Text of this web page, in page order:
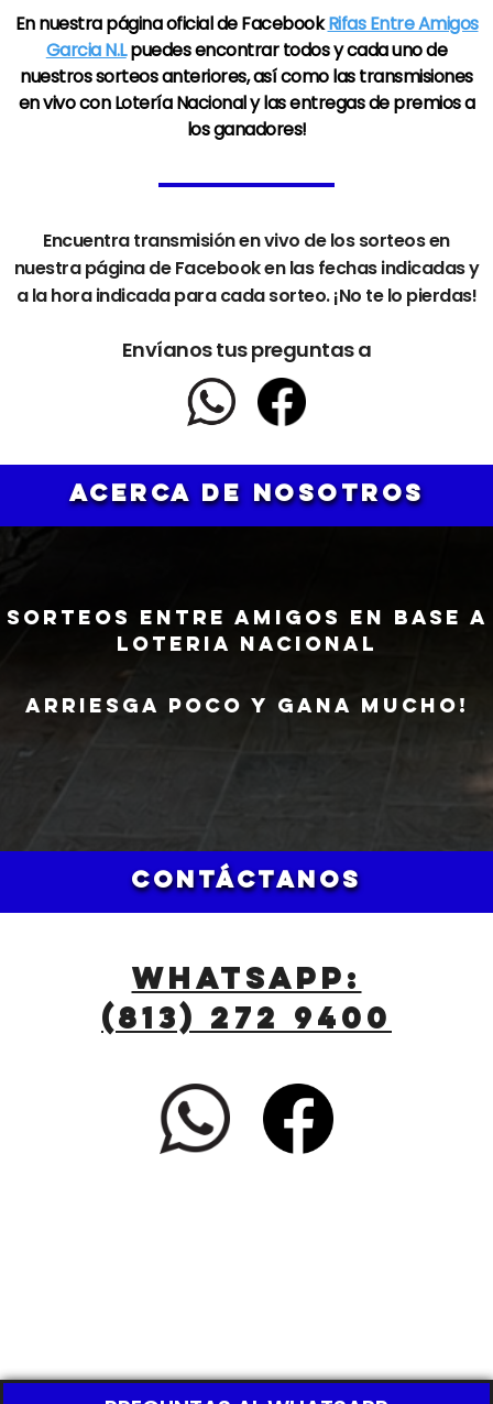
En nuestra página oficial deFacebook Rifas Entre Amigos
Garcia N.Lpuedes encontrar todos y cada uno de
nuestros sorteos anteriores, así como las transmisiones
en vivo con Lotería Nacionaly las entregas de premios a
los ganadores!
Encuentra transmisión en vivo de los sorteos en
nuestra página deFacebooken las fechas indicadas y
a la hora indicada para cada sorteo. ¡No te lo pierdas!
Envíanos tus preguntas a
ACERCA DE NOSOTROS
Sorteos ENTRE AMIGOS en base a
LOTERIA NACIONAL
ARRIESGA POCO Y GANA MUCHO!
CONTÁCTANOS
WHATSAPP:
(813) 272 9400